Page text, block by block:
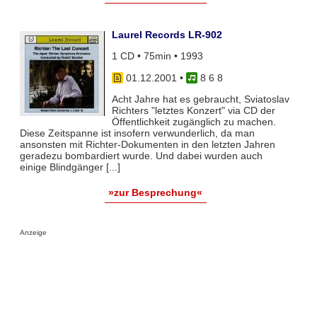
Laurel Records LR-902
1 CD • 75min • 1993
01.12.2001 •
8 6 8
Acht Jahre hat es gebraucht, Sviatoslav
Richters "letztes Konzert" via CD der
Öffentlichkeit zugänglich zu machen.
Diese Zeitspanne ist insofern verwunderlich, da man
ansonsten mit Richter-Dokumenten in den letzten Jahren
geradezu bombardiert wurde. Und dabei wurden auch
einige Blindgänger [...]
»zur Besprechung«
Anzeige